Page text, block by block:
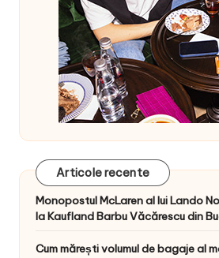
Articole recente
Monopostul McLaren al lui Lando
la Kaufland Barbu Văcărescu din
Cum mărești volumul de bagaje al